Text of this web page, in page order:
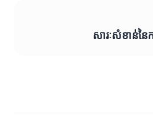
សារៈសំខាន់នៃ